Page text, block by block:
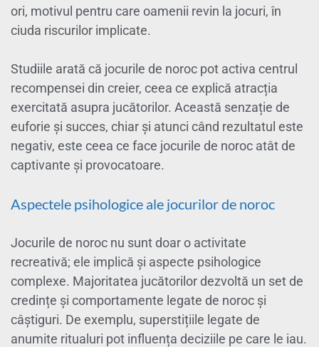
ori, motivul pentru care oamenii revin la jocuri, în
ciuda riscurilor implicate.
Studiile arată că jocurile de noroc pot activa centrul
recompensei din creier, ceea ce explică atracția
exercitată asupra jucătorilor. Această senzație de
euforie și succes, chiar și atunci când rezultatul este
negativ, este ceea ce face jocurile de noroc atât de
captivante și provocatoare.
Aspectele psihologice ale jocurilor de noroc
Jocurile de noroc nu sunt doar o activitate
recreativă; ele implică și aspecte psihologice
complexe. Majoritatea jucătorilor dezvoltă un set de
credințe și comportamente legate de noroc și
câștiguri. De exemplu, superstițiile legate de
anumite ritualuri pot influența deciziile pe care le iau.